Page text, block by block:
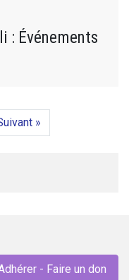
: Événements
»
- Faire un don